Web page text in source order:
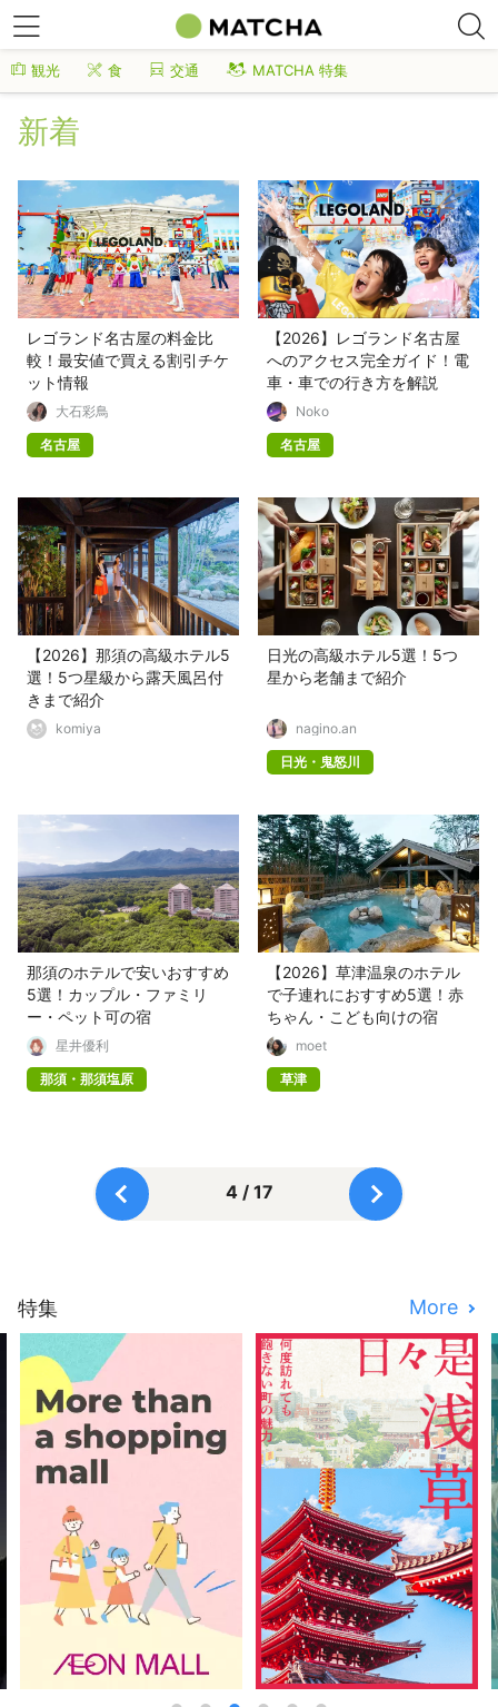
観光 食 交通 MATCHA 特集
新着
レゴランド名古屋の料金比
較！最安値で買える割引チケ
ット情報
大石彩鳥
名古屋
【2026】レゴランド名古屋
へのアクセス完全ガイド！電
車・車での行き方を解説
Noko
名古屋
【2026】那須の高級ホテル5
選！5つ星級から露天風呂付
きまで紹介
komiya
日光の高級ホテル5選！5つ
星から老舗まで紹介
nagino.an
日光・鬼怒川
那須のホテルで安いおすすめ
5選！カップル・ファミリ
ー・ペット可の宿
星井優利
那須・那須塩原
【2026】草津温泉のホテル
で子連れにおすすめ5選！赤
ちゃん・こども向けの宿
moet
草津
4 / 17
特集 More